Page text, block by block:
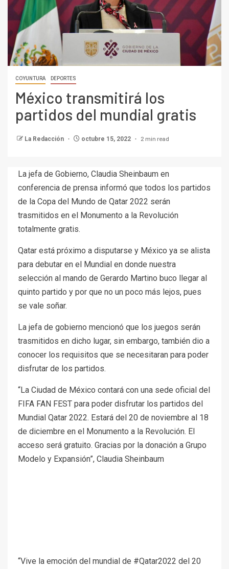
COYUNTURA DEPORTES
México transmitirá los
partidos del mundial gratis
La Redacción octubre 15, 2022 2 min read
La jefa de Gobierno, Claudia Sheinbaum en
conferencia de prensa informó que todos los partidos
de la Copa del Mundo de Qatar 2022 serán
trasmitidos en el Monumento a la Revolución
totalmente gratis.
Qatar está próximo a disputarse y México ya se alista
para debutar en el Mundial en donde nuestra
selección al mando de Gerardo Martino buco llegar al
quinto partido y por que no un poco más lejos, pues
se vale soñar.
La jefa de gobierno mencionó que los juegos serán
trasmitidos en dicho lugar, sin embargo, también dio a
conocer los requisitos que se necesitaran para poder
disfrutar de los partidos.
“La Ciudad de México contará con una sede oficial del
FIFA FAN FEST para poder disfrutar los partidos del
Mundial Qatar 2022. Estará del 20 de noviembre al 18
de diciembre en el Monumento a la Revolución. El
acceso será gratuito. Gracias por la donación a Grupo
Modelo y Expansión”, Claudia Sheinbaum
“Vive la emoción del mundial de #Qatar2022 del 20